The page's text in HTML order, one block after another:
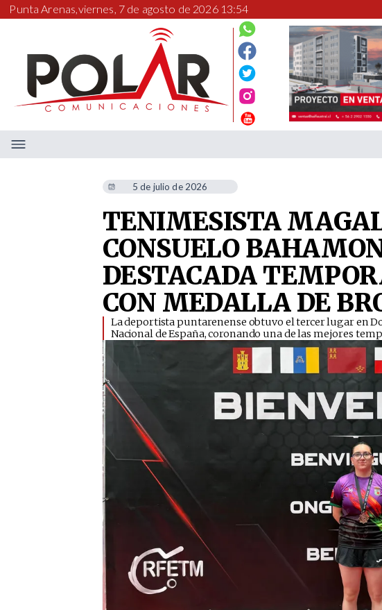
Punta Arenas,viernes, 7 de agosto de 2026 13:54
5 de julio de 2026
TENIMESISTA
CONSUELO
DESTACADA
CON MEDALLA DE
​La deportista puntarenense obtuvo el tercer lugar en
Nacional de España, coronando una de las mejores